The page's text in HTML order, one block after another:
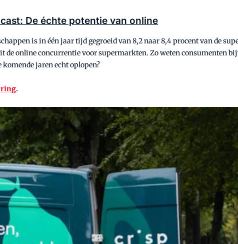
De échte potentie van online
is in één jaar tijd gegroeid van 8,2 naar 8,4 procent van de
online concurrentie voor supermarkten. Zo weten consumenten
jaren echt oplopen?
.